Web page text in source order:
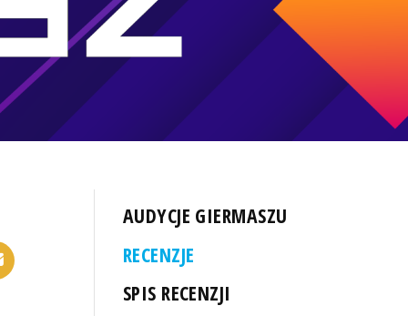
AUDYCJE GIERMASZU
RECENZJE
SPIS RECENZJI